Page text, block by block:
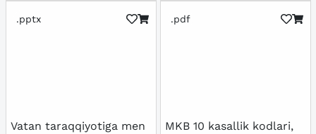
.pptx
Vatan taraqqiyotiga men
.pdf
MKB 10 kasallik kodlari,